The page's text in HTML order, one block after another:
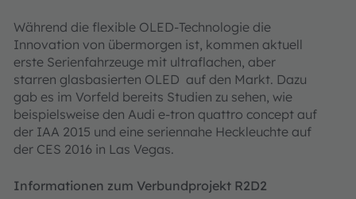
Während die flexible OLED-Technologie die
Innovation von übermorgen ist, kommen aktuell
erste Serienfahrzeuge mit ultraflachen, aber
starren glasbasierten OLED auf den Markt. Dazu
gab es im Vorfeld bereits Studien zu sehen, wie
beispielsweise den Audi e-tron quattro concept auf
der IAA 2015 und eine seriennahe Heckleuchte auf
der CES 2016 in Las Vegas.
Informationen zum Verbundprojekt R2D2